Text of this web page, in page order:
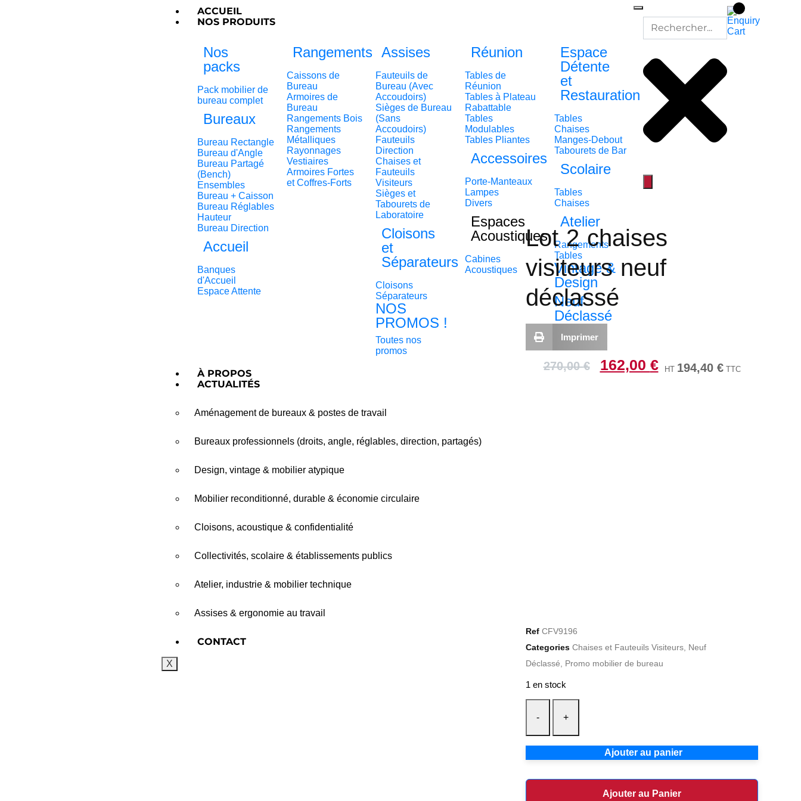
ACCUEIL
NOS PRODUITS
Nos
packs
Pack mobilier de
bureau complet
Bureaux
Bureau Rectangle
Bureau d'Angle
Bureau Partagé
(Bench)
Ensembles
Bureau + Caisson
Bureau Réglables
Hauteur
Bureau Direction
Accueil
Banques
d'Accueil
Espace Attente
Rangements
Caissons de
Bureau
Armoires de
Bureau
Rangements Bois
Rangements
Métalliques
Rayonnages
Vestiaires
Armoires Fortes
et Coffres-Forts
Assises
Fauteuils de
Bureau (Avec
Accoudoirs)
Sièges de Bureau
(Sans
Accoudoirs)
Fauteuils
Direction
Chaises et
Fauteuils
Visiteurs
Sièges et
Tabourets de
Laboratoire
Cloisons
et
Séparateurs
Cloisons
Séparateurs
NOS
PROMOS !
Toutes nos
promos
Réunion
Tables de
Réunion
Tables à Plateau
Rabattable
Tables
Modulables
Tables Pliantes
Accessoires
Porte-Manteaux
Lampes
Divers
Espaces
Acoustiques
Cabines
Acoustiques
Espace
Détente
et
Restauration
Tables
Chaises
Manges-Debout
Tabourets de Bar
Scolaire
Tables
Chaises
Atelier
Rangements
Tables
Vintage &
Design
Neuf
Déclassé
À PROPOS
ACTUALITÉS
Aménagement de bureaux & postes de travail
Bureaux professionnels (droits, angle, réglables, direction, partagés)
Design, vintage & mobilier atypique
Mobilier reconditionné, durable & économie circulaire
Cloisons, acoustique & confidentialité
Collectivités, scolaire & établissements publics
Atelier, industrie & mobilier technique
Assises & ergonomie au travail
CONTACT
X
Lot 2 chaises
visiteurs neuf
déclassé
Imprimer
270,00€ 162,00 € HT 194,40 €TTC
Ref CFV9196
Categories Chaises et Fauteuils Visiteurs, Neuf
Déclassé, Promo mobilier de bureau
1 en stock
- +
Ajouter au panier
Ajouter au Panier